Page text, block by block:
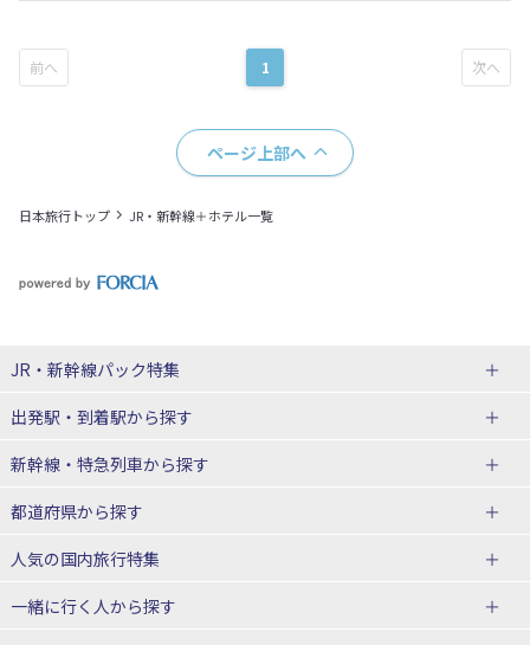
1
ページ上部へ
日本旅行トップ JR・新幹線＋ホテル一覧
JR・新幹線パック特集
JR・新幹線＋ホテルパック
出張パック
出発駅・到着駅から探す
秋田⇔東京 新幹線パック
仙台→東京 新幹線パック
富山⇔東京 新幹線パック
東京→仙台 新幹線パック
新幹線・特急列車から探す
北海道新幹線 旅行
山形新幹線 旅行
東海道新幹線 旅行
都道府県から探す
北海道旅行・ツアー
人気の国内旅行特集
東京ディズニーリゾート®への旅
ユニバーサル・スタジオ・ジャパ
一緒に行く人から探す